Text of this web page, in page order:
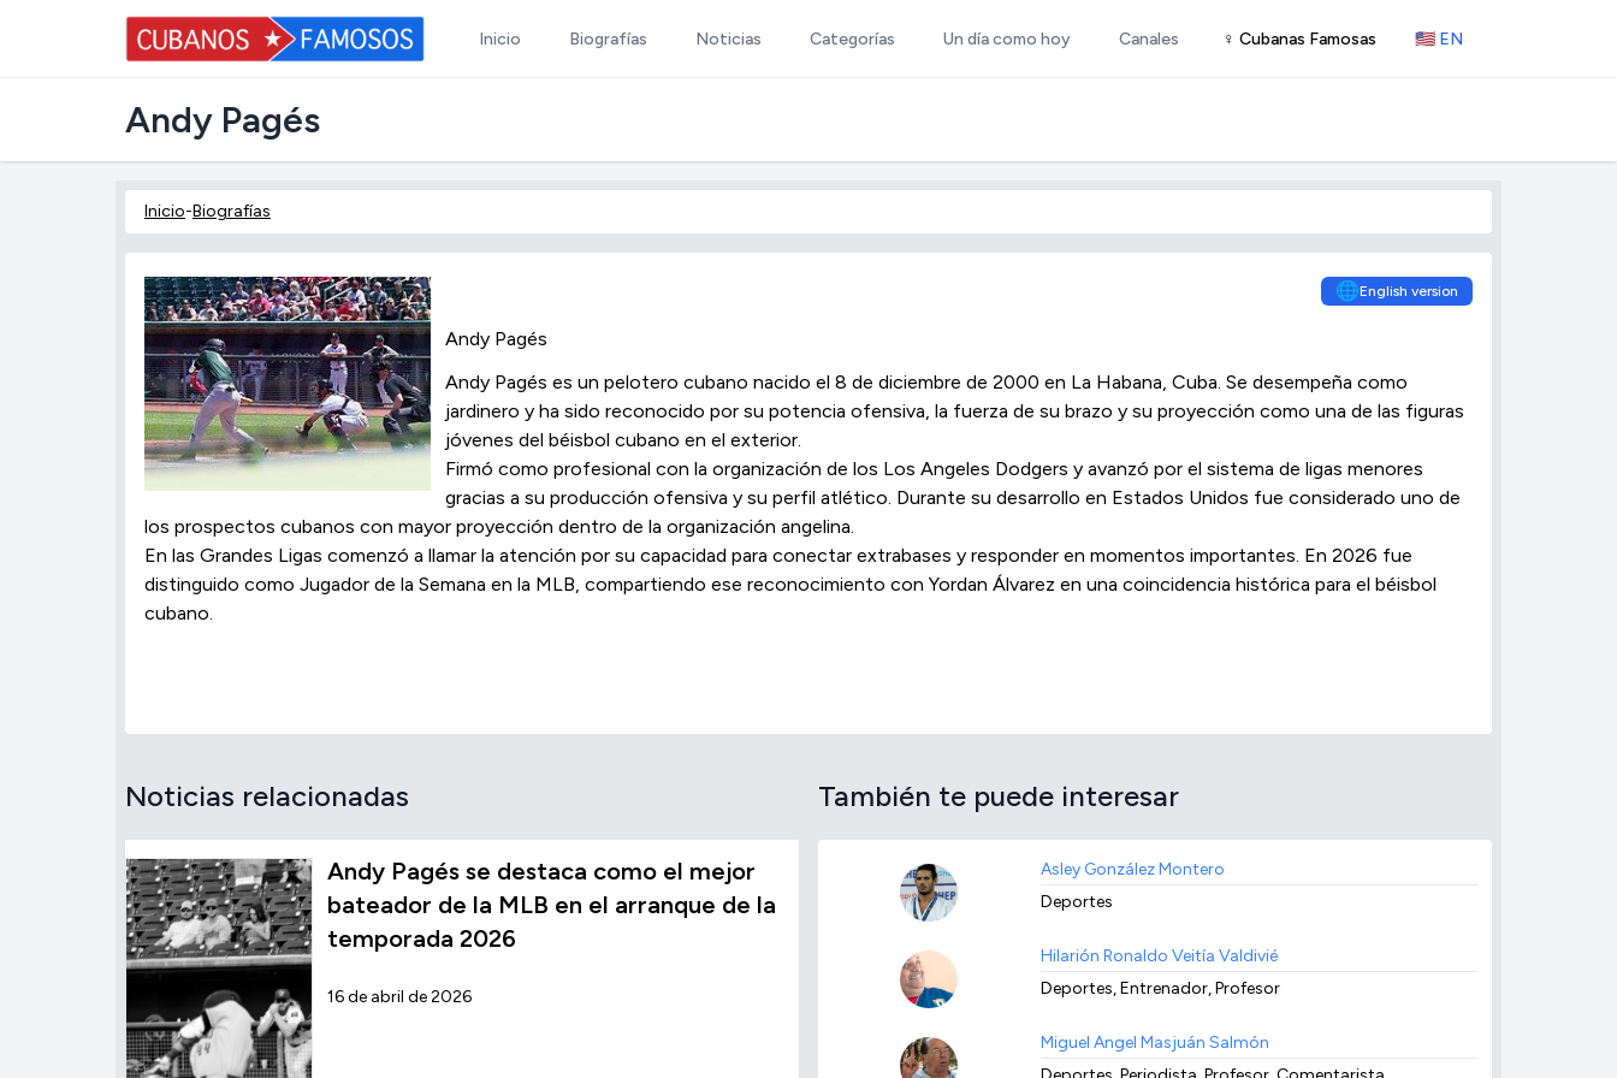
Inicio Biografías Noticias Categorías Un día como hoy Canales ♀ Cubanas Famosas 🇺🇸 EN
Andy Pagés
Inicio-Biografías
🌐English version
Andy Pagés
Andy Pagés es un pelotero cubano nacido el 8 de diciembre de 2000 en La Habana, Cuba. Se desempeña como
jardinero y ha sido reconocido por su potencia ofensiva, la fuerza de su brazo y su proyección como una de las figuras
jóvenes del béisbol cubano en el exterior.
Firmó como profesional con la organización de los Los Angeles Dodgers y avanzó por el sistema de ligas menores
gracias a su producción ofensiva y su perfil atlético. Durante su desarrollo en Estados Unidos fue considerado uno de
los prospectos cubanos con mayor proyección dentro de la organización angelina.
En las Grandes Ligas comenzó a llamar la atención por su capacidad para conectar extrabases y responder en momentos importantes. En 2026 fue
distinguido como Jugador de la Semana en la MLB, compartiendo ese reconocimiento con Yordan Álvarez en una coincidencia histórica para el béisbol
cubano.
Noticias relacionadas
Andy Pagés se destaca como el mejor
bateador de la MLB en el arranque de la
temporada 2026
16 de abril de 2026
También te puede interesar
Asley González Montero
Deportes
Hilarión Ronaldo Veitía Valdivié
Deportes, Entrenador, Profesor
Miguel Angel Masjuán Salmón